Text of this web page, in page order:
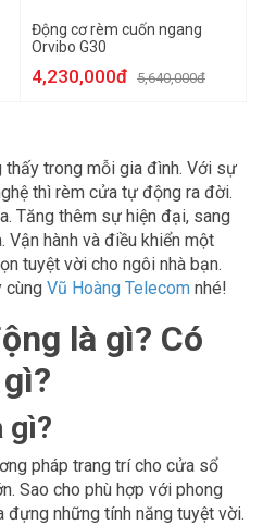
Động cơ rèm cuốn ngang
Orvibo G30
4,230,000đ 5,640,000đ
thấy trong mỗi gia đình. Với sự
thì rèm cửa tự động ra đời.
Tăng thêm sự hiện đại, sang
Vận hành và điều khiển một
tuyệt vời cho ngôi nhà bạn.
cùng Vũ Hoàng Telecom nhé!
là gì? Có
gì?
pháp trang trí cho cửa sổ
Sao cho phù hợp với phong
đựng những tính năng tuyệt vời.